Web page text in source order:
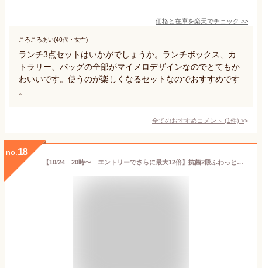
価格と在庫を楽天でチェック >>
ころころあい(40代・女性)
ランチ3点セットはいかがでしょうか。ランチボックス、カ
トラリー、バッグの全部がマイメロデザインなのでとてもか
わいいです。使うのが楽しくなるセットなのでおすすめです
。
全てのおすすめコメント (1件) >
no. 18
【10/24 20時〜 エントリーでさらに最大12倍】抗菌2段ふわっと弁当箱 マイメロディ 水彩コスメ 【送料無料 沖縄・一部地域を除く】 お弁当箱 600ml（上段230ml、下段370ml） 食洗機 レンジ 対応